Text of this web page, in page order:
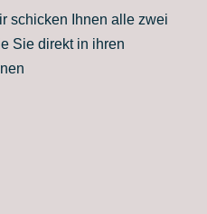
schicken Ihnen alle zwei
Sie direkt in ihren